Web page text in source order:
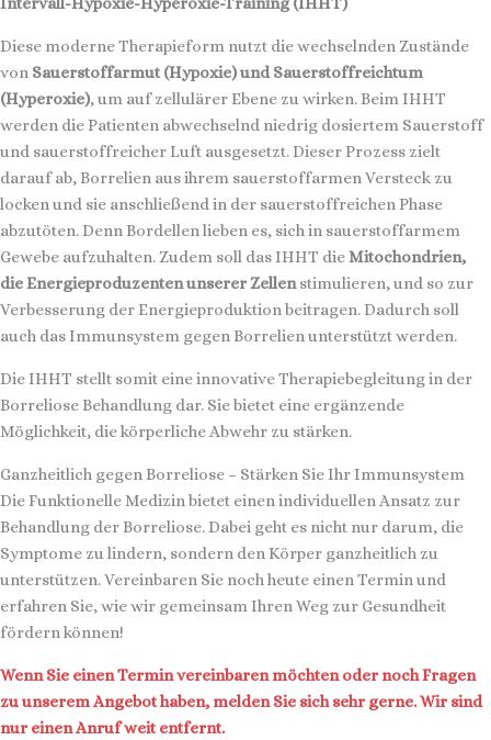
Diese moderne Therapieform nutzt die wechselnden Zustände
von Sauerstoffarmut (Hypoxie) und Sauerstoffreichtum
(Hyperoxie), um auf zellulärer Ebene zu wirken. Beim IHHT
werden die Patienten abwechselnd niedrig dosiertem Sauerstoff
und sauerstoffreicher Luft ausgesetzt. Dieser Prozess zielt
darauf ab, Borrelien aus ihrem sauerstoffarmen Versteck zu
locken und sie anschließend in der sauerstoffreichen Phase
abzutöten. Denn Bordellen lieben es, sich in sauerstoffarmem
Gewebe aufzuhalten. Zudem soll das IHHT die Mitochondrien,
die Energieproduzenten unserer Zellenstimulieren, und so zur
Verbesserung der Energieproduktion beitragen. Dadurch soll
auch das Immunsystem gegen Borrelien unterstützt werden.
Die IHHT stellt somit eine innovative Therapiebegleitung in der
Borreliose Behandlung dar. Sie bietet eine ergänzende
Möglichkeit, die körperliche Abwehr zu stärken.
Ganzheitlich gegen Borreliose – Stärken Sie Ihr Immunsystem
Die Funktionelle Medizin bietet einen individuellen Ansatz zur
Behandlung der Borreliose. Dabei geht es nicht nur darum, die
Symptome zu lindern, sondern den Körper ganzheitlich zu
unterstützen. Vereinbaren Sie noch heute einen Termin und
erfahren Sie, wie wir gemeinsam Ihren Weg zur Gesundheit
fördern können!
Wenn Sie einen Termin vereinbaren möchten oder noch Fragen
zu unserem Angebot haben, melden Sie sich sehr gerne. Wir sind
nur einen Anruf weit entfernt.